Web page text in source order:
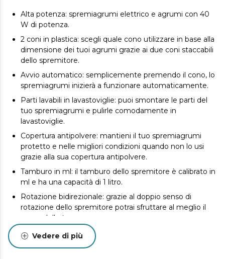
Alta potenza: spremiagrumi elettrico e agrumi con 40
W di potenza.
2 coni in plastica: scegli quale cono utilizzare in base alla
dimensione dei tuoi agrumi grazie ai due coni staccabili
dello spremitore.
Avvio automatico: semplicemente premendo il cono, lo
spremiagrumi inizierà a funzionare automaticamente.
Parti lavabili in lavastoviglie: puoi smontare le parti del
tuo spremiagrumi e pulirle comodamente in
lavastoviglie.
Copertura antipolvere: mantieni il tuo spremiagrumi
protetto e nelle migliori condizioni quando non lo usi
grazie alla sua copertura antipolvere.
Tamburo in ml: il tamburo dello spremitore è calibrato in
ml e ha una capacità di 1 litro.
Rotazione bidirezionale: grazie al doppio senso di
rotazione dello spremitore potrai sfruttare al meglio il
succo delle tue arance.
Filtro in plastica: il filtro dello spremiagrumi offre un
succo con meno polpa possibile grazie al suo
Vedere di più